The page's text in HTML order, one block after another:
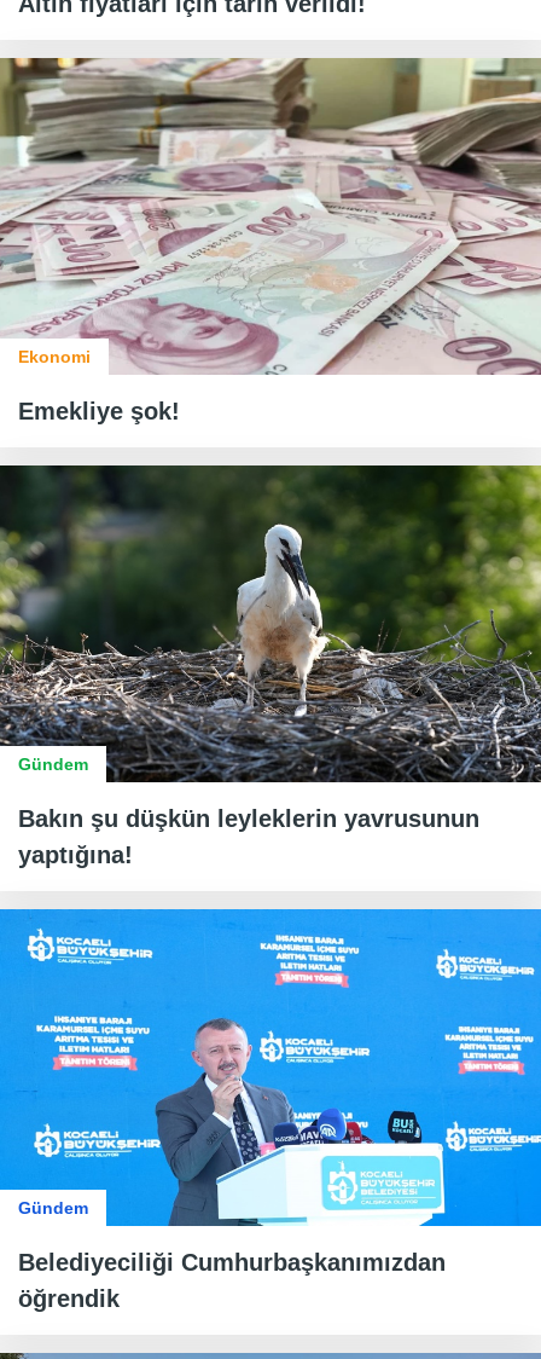
Ekonomi
Emekliye şok!
Gündem
Bakın şu düşkün leyleklerin yavrusunun
yaptığına!
Gündem
Belediyeciliği Cumhurbaşkanımızdan
öğrendik